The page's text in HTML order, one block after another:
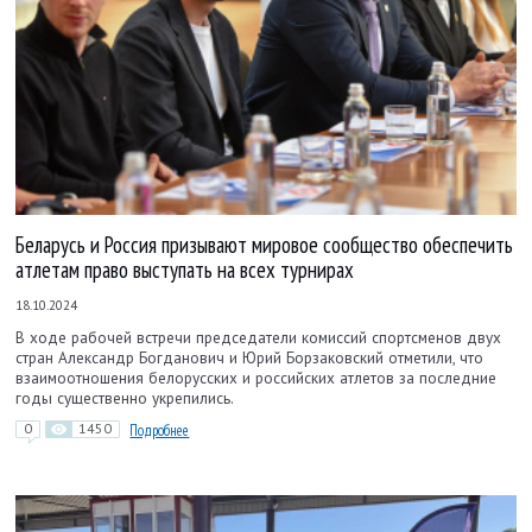
Беларусь и Россия призывают мировое сообщество обеспечить
атлетам право выступать на всех турнирах
18.10.2024
В ходе рабочей встречи председатели комиссий спортсменов двух
стран Александр Богданович и Юрий Борзаковский отметили, что
взаимоотношения белорусских и российских атлетов за последние
годы существенно укрепились.
0 1450 Подробнее